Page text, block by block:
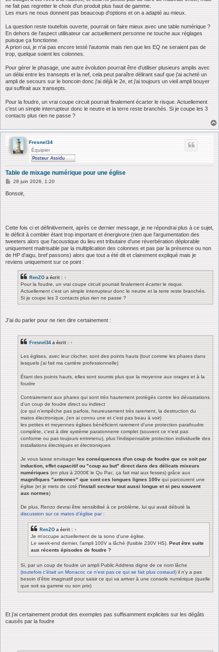
ne fait pas regretter le choix d'un produit plus haut de gamme.
Les murs ne nous donnent pas beaucoup d'options et on a adapté au mieux.
La question reste toutefois ouverte, pourrait on faire mieux avec une table numérique ?
En dehors de l'aspect utilisateur car actuellement personne ne touche aux réglages
puisque ça fonctionne.
A priori oui, je n'ai pas encore testé l'automix mais rien que les EQ ne seraient pas de
trop, quelque soient les colonnes.
Pour gérer le phasage, une autre évolution pourrait être d'utiliser plusieurs amplis avec
un délai entre les transepts et la nef, cela peut paraître délirant sauf que j'ai acheté un
ampli de secours sur le boncoin donc j'ai déjà le 2e, et j'ai toujours un vieil ampli bouyer
qui suffirait aux transepts.
Pour la foudre, un vrai coupe circuit pourrait finalement écarter le risque. Actuellement
c'est un simple interrupteur donc le neutre et la terre reste branchés. Si je coupe les 3
contacts plus rien ne passe ?
Fresnel34
Équipier
Table de mixage numérique pour une église
M
s
28 juin 2026, 1:20
Bonsoir,
Cette fois ci et définitivement, après ce dernier message, je ne répondrai plus à ce sujet,
le déficit à combler étant trop important et énergivore (rien que l'argumentation des
tweeters alors que l'acoustique du lieu est tributaire d'une réverbération déplorable
uniquement maitrisable par la multiplication des colonnes et pas par la présence ou non
de HP d'aigu, bref passons) alors que tout a été dit et clairement expliqué mais je
reviens uniquement sur ce point :
RenZO a écrit : ↑
Pour la foudre, un vrai coupe circuit pourrait finalement écarter le risque.
Actuellement c'est un simple interrupteur donc le neutre et la terre reste branchés.
Si je coupe les 3 contacts plus rien ne passe ?
J'ai du parler pour ne rien dire certainement :
Fresnel34 a écrit : ↑
Les églises, avec leur clocher, sont des points hauts (tout comme les phares dans
lesquels j'ai fait ma carrière professionnelle)
Étant des points hauts, elles sont soumis plus que la moyenne aux orages et à la
foudre
Contrairement aux phares qui sont très hautement protégés contre les dévastations
d'un coup de foudre direct ou indirect
(ce qui n’empêche pas parfois, heureusement très rarement, la destruction du
matos électronique, j'en ai connu une et c'est pas beau à voir)
les petites et moyennes églises bénéficient rarement d'une protection parafoudre
complète, c'est à dire système paratonnerre complet (souvent ce n'est pas
conforme ou pas toujours entretenu), plus l'indispensable protection individuelle des
installations électriques et électroniques
Je vous laisse envisagerles conséquences d'un coup de foudre que ce soit par
induction, effet capacitif ou "coup au but" direct dans des délicats mixeurs
numériques (en plus à 2000€ le Qu Pac, ça fait mal aux fesses) grâce aux
magnifiques "antennes" que sont ces longues lignes 100v qui parcourent une
église (et je mets de coté l'install secteur tout aussi longue et si peu souvent
aux normes)
De plus, Renzo devrai être sensibilisé à ce problème, lui qui avait débuté la
discussion sur ce matos d'église par :
RenZO a écrit : ↑
Je m'occupe actuellement de la sono d'une église.
Le week-end dernier, l'ampli 100V a lâché (fusible 230V HS). Peut être suite
aux récents épisodes de foudre ?
Si, par un coup de foudre un ampli Public Address digne de ce nom lâche
(toutefois c’était un Monacor, ce n'est pas ce qui se fait plus costaud) il n'y a pas
besoin d’être imaginatif pour saisir ce qui va arriver à une console numérique (quelle
que soit sa gamme ou son prix)
Et j'ai certainement produit des exemples pas suffisamment explicites sur les dégâts
causés par la foudre